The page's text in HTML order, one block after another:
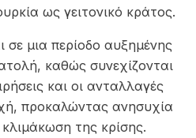
ως γειτονικό κράτος.
μια περίοδο αυξημένης
καθώς συνεχίζονται
και οι ανταλλαγές
προκαλώντας ανησυχία
της κρίσης.